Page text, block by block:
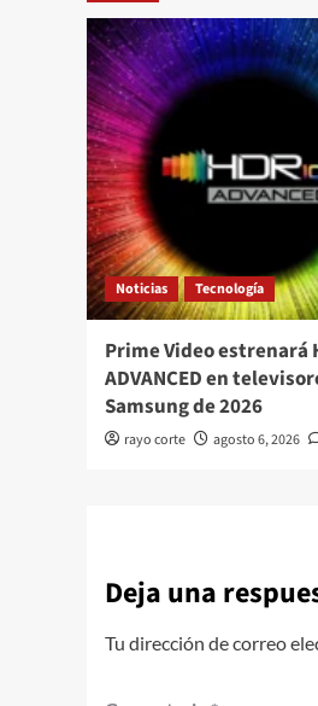
Noticias Tecnología
Prime Video estrenará
ADVANCED en
Samsung de 2026
rayo corte agosto 6, 2026
Deja una
Tu dirección de correo